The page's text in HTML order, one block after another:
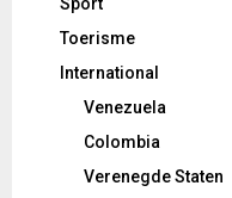
Sport
Toerisme
International
Venezuela
Colombia
Verenegde Staten